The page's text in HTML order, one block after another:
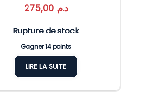
د.م. 275,00
Rupture de stock
Gagner 14 points
LIRE LA SUITE